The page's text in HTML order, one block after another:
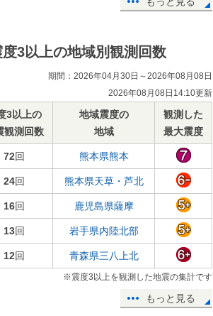
度3以上の地域別観測回数
期間：2026年04月30日～2026年08月08日
2026年08月08日14:10更新
3以上の
観測回数
地域震度の
地域
観測した
最大震度
72回 熊本県熊本
24回 熊本県天草・芦北
16回 鹿児島県薩摩
13回 岩手県内陸北部
12回 青森県三八上北
※震度3以上を観測した地震の集計です
もっと見る